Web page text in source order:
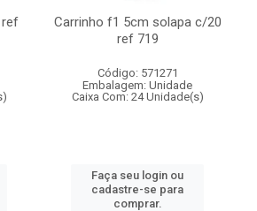
Carrinho f1 5cm solapa c/20
ref 719
Código: 571271
Embalagem: Unidade
Caixa Com: 24 Unidade(s)
Faça seu login ou
cadastre-se para
comprar.